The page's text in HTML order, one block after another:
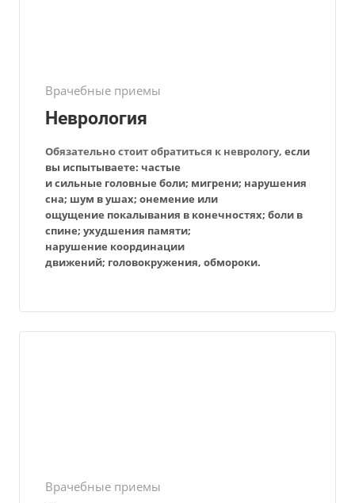
Врачебные приемы
Неврология
Обязательно стоит обратиться к неврологу, если
вы испытываете: частые
и сильные головные боли; мигрени; нарушения
сна; шум в ушах; онемение или
ощущение покалывания в конечностях; боли в
спине; ухудшения памяти;
нарушение координации
движений; головокружения, обмороки.
Врачебные приемы